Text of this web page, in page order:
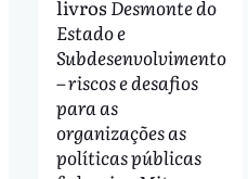
livros Desmonte do
Estado e
Subdesenvolvimento
– riscos e desafios
para as
organizações as
políticas públicas